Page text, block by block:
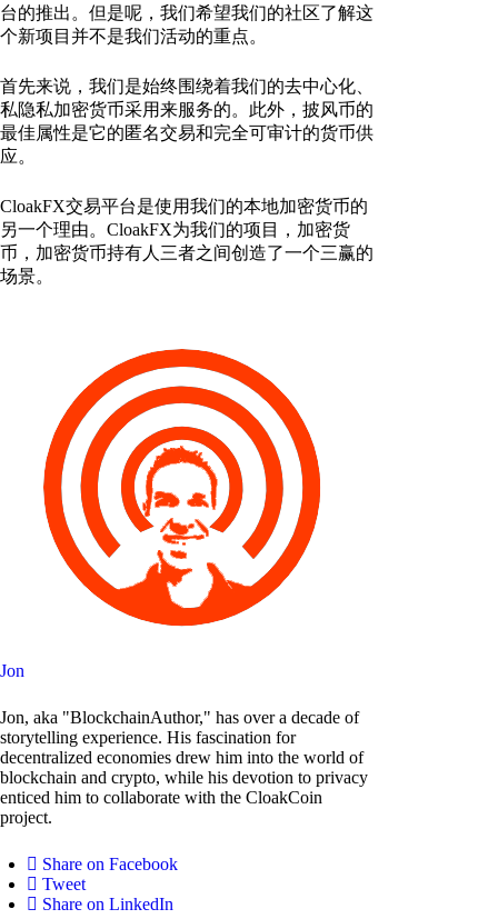
台的推出。但是呢，我们希望我们的社区了解这
个新项目并不是我们活动的重点。
首先来说，我们是始终围绕着我们的去中心化、
私隐私加密货币采用来服务的。此外，披风币的
最佳属性是它的匿名交易和完全可审计的货币供
应。
CloakFX交易平台是使用我们的本地加密货币的
另一个理由。CloakFX为我们的项目，加密货
币，加密货币持有人三者之间创造了一个三赢的
场景。
Jon
Jon, aka "BlockchainAuthor," has over a decade of
storytelling experience. His fascination for
decentralized economies drew him into the world of
blockchain and crypto, while his devotion to privacy
enticed him to collaborate with the CloakCoin
project.
Share on Facebook
Tweet
Share on LinkedIn